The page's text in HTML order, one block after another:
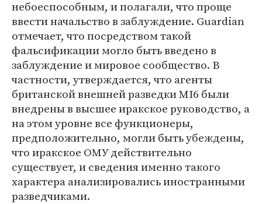
небоеспособным, и полагали, что проще
ввести начальство в заблуждение. Guardian
отмечает, что посредством такой
фальсификации могло быть введено в
заблуждение и мировое сообщество. В
частности, утверждается, что агенты
британской внешней разведки MI6 были
внедрены в высшее иракское руководство, а
на этом уровне все функционеры,
предположительно, могли быть убеждены,
что иракское ОМУ действительно
существует, и сведения именно такого
характера анализировались иностранными
разведчиками.